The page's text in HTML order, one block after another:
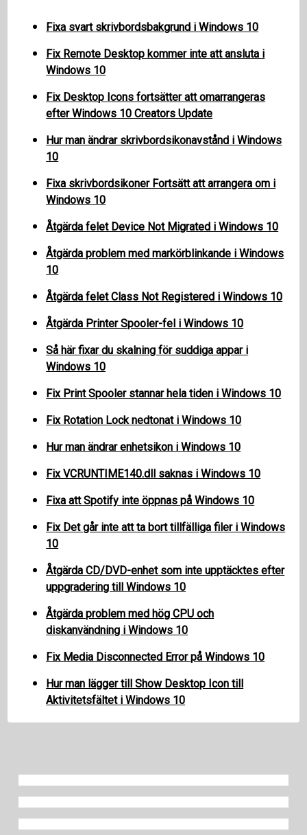
Fixa svart skrivbordsbakgrund i Windows 10
Fix Remote Desktop kommer inte att ansluta i
Windows 10
Fix Desktop Icons fortsätter att omarrangeras
efter Windows 10 Creators Update
Hur man ändrar skrivbordsikonavstånd i Windows
10
Fixa skrivbordsikoner Fortsätt att arrangera om i
Windows 10
Åtgärda felet Device Not Migrated i Windows 10
Åtgärda problem med markörblinkande i Windows
10
Åtgärda felet Class Not Registered i Windows 10
Åtgärda Printer Spooler-fel i Windows 10
Så här fixar du skalning för suddiga appar i
Windows 10
Fix Print Spooler stannar hela tiden i Windows 10
Fix Rotation Lock nedtonat i Windows 10
Hur man ändrar enhetsikon i Windows 10
Fix VCRUNTIME140.dll saknas i Windows 10
Fixa att Spotify inte öppnas på Windows 10
Fix Det går inte att ta bort tillfälliga filer i Windows
10
Åtgärda CD/DVD-enhet som inte upptäcktes efter
uppgradering till Windows 10
Åtgärda problem med hög CPU och
diskanvändning i Windows 10
Fix Media Disconnected Error på Windows 10
Hur man lägger till Show Desktop Icon till
Aktivitetsfältet i Windows 10